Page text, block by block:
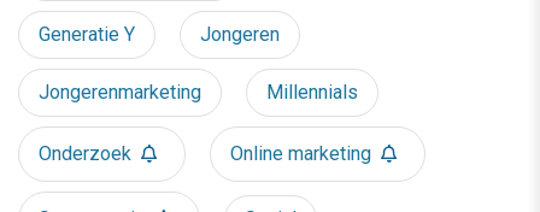
Generatie Y Jongeren
Jongerenmarketing Millennials
Onderzoek Online marketing